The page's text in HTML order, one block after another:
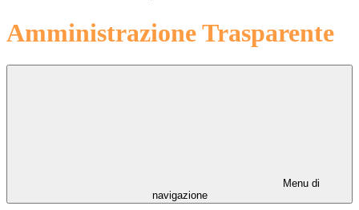
Amministrazione Trasparente
Menu di
navigazione